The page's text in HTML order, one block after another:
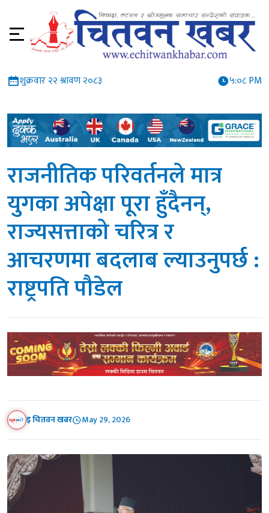
शुक्रवार २२ श्रावण २०८३ ५:०८ PM
राजनीतिक परिवर्तनले मात्र
युगका अपेक्षा पूरा हुँदैनन्,
राज्यसत्ताको चरित्र र
आचरणमा बदलाब ल्याउनुपर्छ :
राष्ट्रपति पौडेल
इ चितवन खबर May 29, 2026